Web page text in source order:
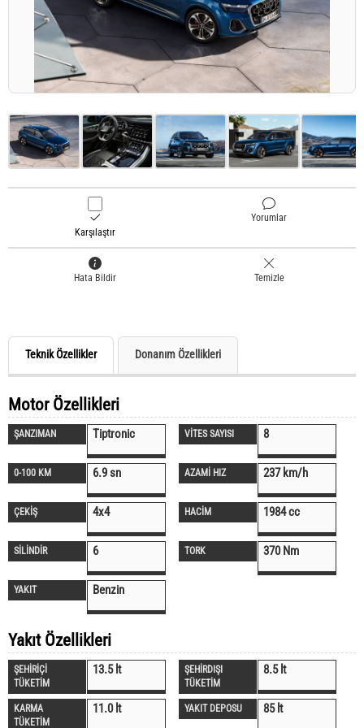
Karşılaştır
Yorumlar
Hata Bildir Temizle
Teknik Özellikler Donanım Özellikleri
Motor Özellikleri
ŞANZIMAN Tiptronic VİTES SAYISI 8
0-100 KM 6.9 sn AZAMİ HIZ 237 km/h
ÇEKİŞ 4x4 HACİM 1984 cc
SİLİNDİR 6 TORK 370 Nm
YAKIT Benzin
Yakıt Özellikleri
ŞEHİRİÇİ
TÜKETİM
13.5 lt
ŞEHİRDIŞI
TÜKETİM
8.5 lt
KARMA
TÜKETİM
11.0 lt YAKIT DEPOSU 85 lt